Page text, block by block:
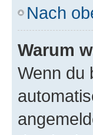
Nach
Warum
Wenn du